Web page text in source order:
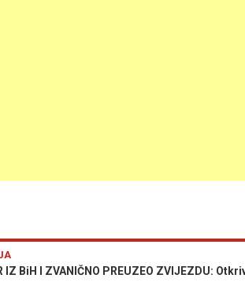
IZ BiH I ZVANIČNO PREUZEO ZVIJEZDU: